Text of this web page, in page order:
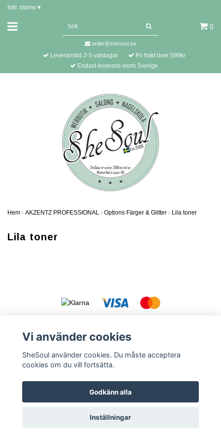
Inkl. moms ▾
0
order@shesoul.se
Leveranstid 2-5 vardagar
Fri frakt över 599kr
Endast leverans inom Sverige
Hem › AKZENTZ PROFESSIONAL › Options Färger & Glitter › Lila toner
Lila toner
frågor FAQ Säkerhetsdatablad
Vi använder cookies
SheSoul använder cookies. Du måste acceptera
cookies om du vill fortsätta.
Godkänn alla
Inställningar